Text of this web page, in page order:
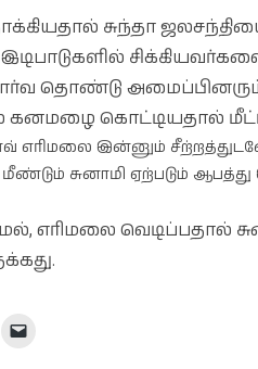
சுந்தா ஜலசந்தியை
இடிபாடுகளில்
தொண்டு அமைப்பினரும்
கனமழை கொட்டியதால்
எரிமலை இன்னும்
மீண்டும் சுனாமி ஏற்படும்
எரிமலை வெடிப்பதால்